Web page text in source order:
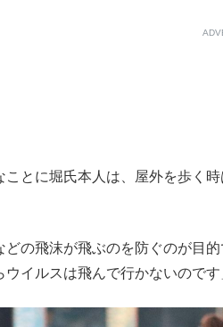
とに堀氏本人は、屋外を歩く
どの飛沫が飛ぶのを防ぐのが目
イルスは飛んで行かないのです